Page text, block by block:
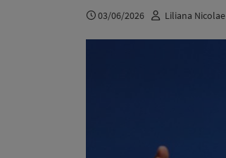
03/06/2026 Liliana Nicolae